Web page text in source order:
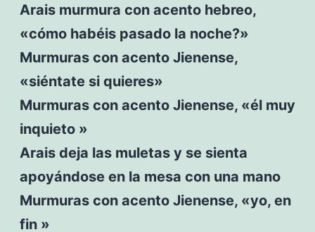
Arais murmura con acento hebreo,
«cómo habéis pasado la noche?»
Murmuras con acento Jienense,
«siéntate si quieres»
Murmuras con acento Jienense, «él muy
inquieto »
Arais deja las muletas y se sienta
apoyándose en la mesa con una mano
Murmuras con acento Jienense, «yo, en
fin »